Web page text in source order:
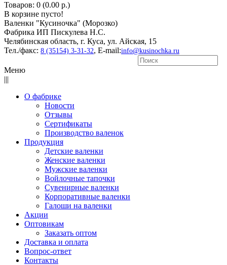
Товаров: 0 (0.00 р.)
В корзине пусто!
Валенки "Кусиночкa" (Морозко)
Фабрика ИП Пискулева Н.С.
Челябинская область, г. Куса, ул. Айская, 15
Тел./факс: 8 (35154) 3-31-32, E-mail:info@kusinochka.ru
Меню
|||
О фабрике
Новости
Отзывы
Сертификаты
Производство валенок
Продукция
Детские валенки
Женские валенки
Мужские валенки
Войлочные тапочки
Сувенирные валенки
Корпоративные валенки
Галоши на валенки
Акции
Оптовикам
Заказать оптом
Доставка и оплата
Вопрос-ответ
Контакты